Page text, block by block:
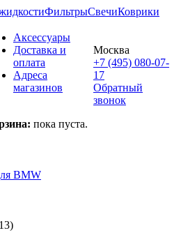
ФильтрыСвечиКоврики
Аксессуары
Доставка и
оплата
Адреса
магазинов
пока пуста.
Москва
+7 (495) 080-07-
17
Обратный
звонок
BMW